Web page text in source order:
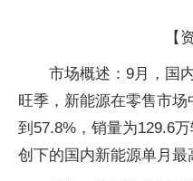
【
市场概述：9月，国
旺季，新能源在零售市
到57.8%，销量为129.6
创下的国内新能源单月最